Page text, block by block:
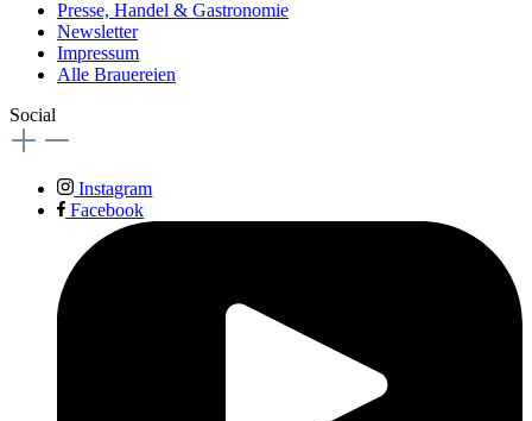
Presse, Handel & Gastronomie
Newsletter
Impressum
Alle Brauereien
Social
Instagram
Facebook